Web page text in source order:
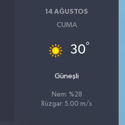
14 AĞUSTOS
CUMA
30°
Güneşli
Nem: %28
Rüzgar: 5.00 m/s